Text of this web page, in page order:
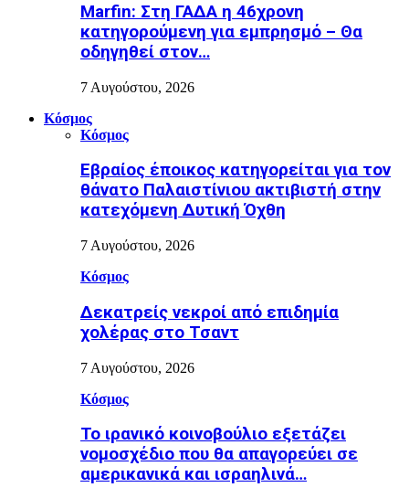
Marfin: Στη ΓΑΔΑ η 46χρονη
κατηγορούμενη για εμπρησμό – Θα
οδηγηθεί στον…
7 Αυγούστου, 2026
Κόσμος
Κόσμος
Εβραίος έποικος κατηγορείται για τον
θάνατο Παλαιστίνιου ακτιβιστή στην
κατεχόμενη Δυτική Όχθη
7 Αυγούστου, 2026
Κόσμος
Δεκατρείς νεκροί από επιδημία
χολέρας στο Τσαντ
7 Αυγούστου, 2026
Κόσμος
Το ιρανικό κοινοβούλιο εξετάζει
νομοσχέδιο που θα απαγορεύει σε
αμερικανικά και ισραηλινά…